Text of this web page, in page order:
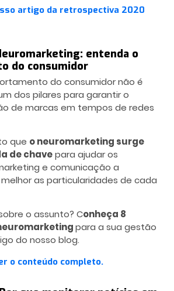
artigo da retrospectiva 2020
entenda o
do consumidor
do consumidor não é
dos pilares para garantir o
de marcas em tempos de redes
que o neuromarketing surge
de chavepara ajudar os
e comunicação a
as particularidades de cada
o assunto? Conheça 8
para a sua gestão
do nosso blog.
o conteúdo completo.